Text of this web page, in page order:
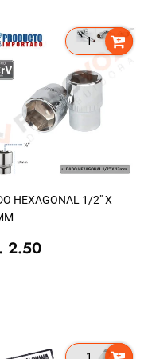
HEXAGONAL 1/2" X
2.50